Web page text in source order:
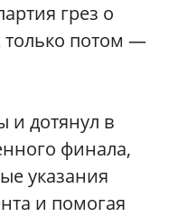
грез о
только потом —
и дотянул в
финала,
указания
и помогая